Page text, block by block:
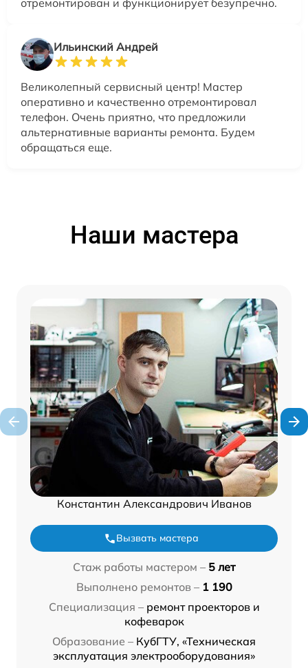
отремонтирован и функционирует безупречно.
Ильинский Андрей
Великолепный сервисный центр! Мастер
оперативно и качественно отремонтировал
телефон. Очень приятно, что предложили
альтернативные варианты ремонта. Будем
обращаться еще.
Наши мастера
Константин Александрович Иванов
Вызвать мастера
Стаж работы мастером – 5 лет
Выполнено ремонтов – 1 190
Специализация – ремонт проекторов и
кофеварок
Образование – КубГТУ, «Техническая
эксплуатация электрооборудования»